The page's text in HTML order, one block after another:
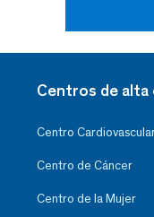
Centros de alta
Centro
Centro de Cáncer
Centro de la Mujer